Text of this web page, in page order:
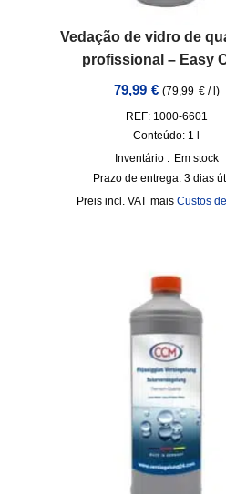
Vedação de vidro de
profissional – Easy
79,99 € (79,99 €/l)
REF: 1000-6601
Conteúdo: 1
Inventário : Em stock
Prazo de entrega: 3 dias
incl. VAT mais Custos